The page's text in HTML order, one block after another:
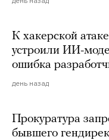
К хакерской
устроили ИИ-
ошибка
день назад
Прокуратура
бывшего